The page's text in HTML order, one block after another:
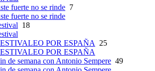
fuerte no se rinde 7
fuerte no se rinde
18
POR ESPAÑA
25
POR ESPAÑA
de semana con Antonio Sempere 49